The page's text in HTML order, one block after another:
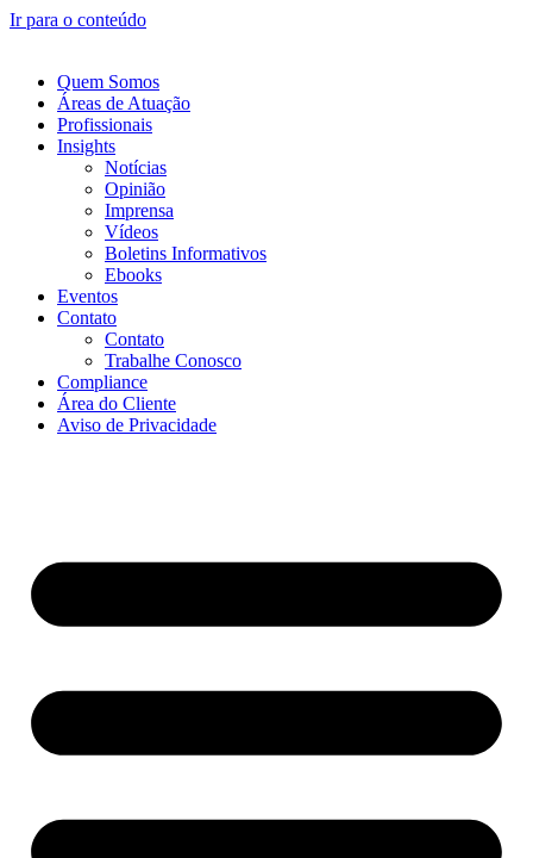
Ir para o conteúdo
Quem Somos
Áreas de Atuação
Profissionais
Insights
Notícias
Opinião
Imprensa
Vídeos
Boletins Informativos
Ebooks
Eventos
Contato
Contato
Trabalhe Conosco
Compliance
Área do Cliente
Aviso de Privacidade